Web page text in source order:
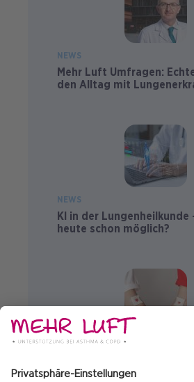
NEWS
Mehr Luft Umfragen:
den Alltag mit
NEWS
KI in der Lungenheilkunde
heute schon möglich?
NEWS
Auch mit